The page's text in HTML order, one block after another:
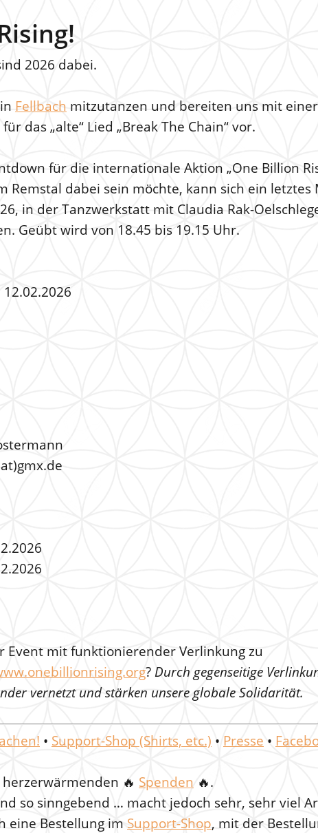
2026 dabei.
Fellbach mitzutanzen und bereiten uns mit einer
das „alte“ Lied „Break The Chain“ vor.
für die internationale Aktion „One Billion
Remstal dabei sein möchte, kann sich ein letztes
in der Tanzwerkstatt mit Claudia Rak-
Geübt wird von 18.45 bis 19.15 Uhr.
Event mit funktionierender Verlinkung zu
? Durch gegenseitige
vernetzt und stärken unsere globale Solidarität.
• Support-Shop (Shirts, etc.) • Presse •
🔥 Spenden 🔥.
so sinngebend … macht jedoch sehr, sehr viel
eine Bestellung im Support-Shop, mit der